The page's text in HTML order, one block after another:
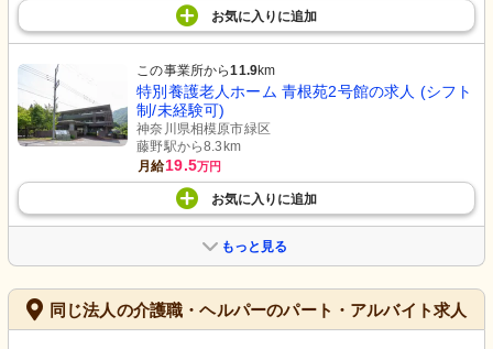
お気に入り に追加
この事業所から11.9km
特別養護老人ホーム 青根苑2号館の求人 (シフト
制/未経験可)
神奈川県相模原市緑区
藤野駅から8.3km
月給19.5万円
お気に入り に追加
もっと見る
同じ法人の介護職・ヘルパーのパート・アルバイト求人